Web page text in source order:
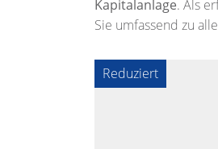
Kapitalanlage. Als
Sie umfassend zu
Reduziert